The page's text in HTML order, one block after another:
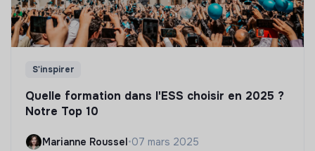
S'inspirer
Quelle formation dans l'ESS choisir en 2025 ?
Notre Top 10
Marianne Roussel•07 mars 2025